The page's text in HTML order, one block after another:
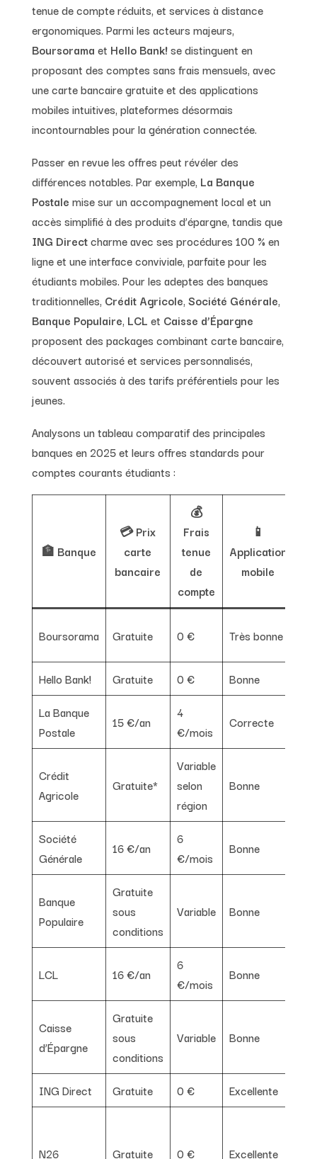
tenue de compte réduits, et services à distance
ergonomiques. Parmi les acteurs majeurs,
Boursorama et Hello Bank!se distinguent en
proposant des comptes sans frais mensuels, avec
une carte bancaire gratuite et des applications
mobiles intuitives, plateformes désormais
incontournables pour la génération connectée.
Passer en revue les offres peut révéler des
différences notables. Par exemple, La Banque
Postale mise sur un accompagnement local et un
accès simplifié à des produits d’épargne, tandis que
ING Directcharme avec ses procédures 100 % en
ligne et une interface conviviale, parfaite pour les
étudiants mobiles. Pour les adeptes des banques
traditionnelles, Crédit Agricole, Société Générale,
Banque Populaire, LCL et Caisse d’Épargne
proposent des packages combinant carte bancaire,
découvert autorisé et services personnalisés,
souvent associés à des tarifs préférentiels pour les
jeunes.
Analysons un tableau comparatif des principales
banques en 2025 et leurs offres standards pour
comptes courants étudiants :
🏦 Banque
💳 Prix
carte
bancaire
💰
Frais
tenue
de
compte
📱
Application
mobile
Boursorama Gratuite 0 € Très bonne
Hello Bank!
Gratuite 0 € Bonne
La Banque
Postale
15 €/an
4
€/mois
Correcte
Crédit
Agricole
Gratuite*
Variable
selon
région
Bonne
Société
Générale
16 €/an
6
€/mois
Bonne
Banque
Populaire
Gratuite
sous
conditions
Variable Bonne
LCL 16 €/an
6
€/mois
Bonne
Caisse
d’Épargne
Gratuite
sous
conditions
Variable Bonne
ING Direct Gratuite 0 € Excellente
N26 Gratuite 0 € Excellente